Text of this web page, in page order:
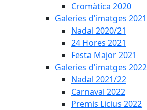
Cromàtica 2020
Galeries d'imatges 2021
Nadal 2020/21
24 Hores 2021
Festa Major 2021
Galeries d'imatges 2022
Nadal 2021/22
Carnaval 2022
Premis Licius 2022